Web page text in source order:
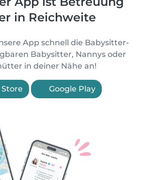
in Reichweite
App schnell die Babysitter-
Babysitter, Nannys oder
in deiner Nähe an!
Google Play